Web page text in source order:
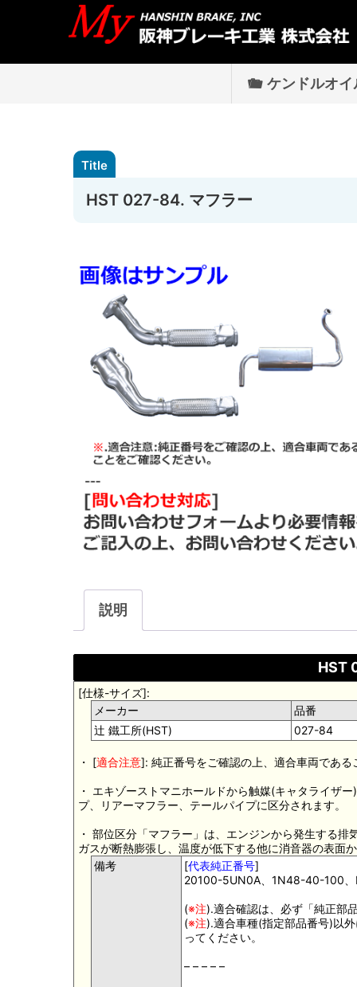
ケンドルオイ
HST 027-84. マフラー
説明
HST
[仕様-サイズ]:
メーカー
品番
辻 鐵工所(HST)
027-84
・ [適合注意]: 純正番号をご確認の上、適合車両である
・ エキゾーストマニホールドから触媒(キャタライザ
プ、リアーマフラー、テールパイプに区分されます。
・ 部位区分「マフラー」は、エンジンから発生する
ガスが断熱膨張し、温度が低下する他に消音器の表面
備考
[代表純正番号]
20100-5UN0A、1N48-40-100
(※注).適合確認は、必ず「純正部
(※注).適合車種(指定部品番号)以
ってください。
– – – – –